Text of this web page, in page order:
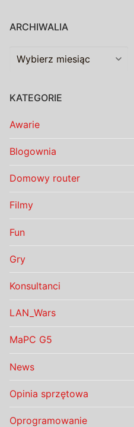
ARCHIWALIA
Archiwalia
KATEGORIE
Awarie
Blogownia
Domowy router
Filmy
Fun
Gry
Konsultanci
LAN_Wars
MaPC G5
News
Opinia sprzętowa
Oprogramowanie